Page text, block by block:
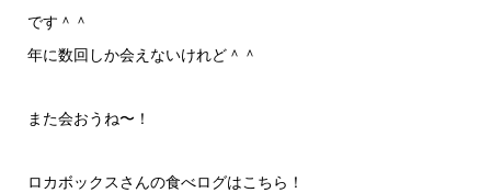
です＾＾
年に数回しか会えないけれど＾＾
また会おうね〜！
ロカボックスさんの食べログはこちら！